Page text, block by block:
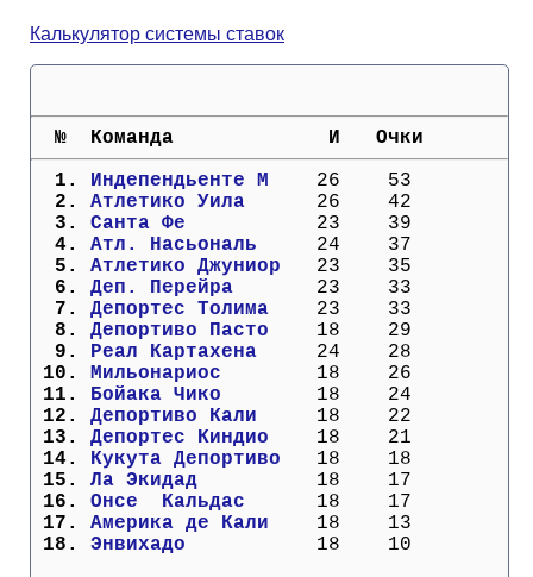
Калькулятор системы ставок
  №  Команда             И   Очки
  1.
Индепендьенте М
  26    53
  2.
Атлетико Уила
  26    42
  3.
Санта Фе
  23    39
  4.
Атл. Насьональ
  24    37
  5.
Атлетико Джуниор
  23    35
  6.
Деп. Перейра
  23    33
  7.
Депортес Толима
  23    33
  8.
Депортиво Пасто
  18    29
  9.
Реал Картахена
  24    28
10.
Мильонариос
  18    26
11.
Бойака Чико
  18    24
12. Депортиво Кали
  18    22
13. Депортес Киндио
  18    21
14.
Кукута Депортиво
  18    18
15. Ла Экидад
  18    17
16. Онсе  Кальдас
  18    17
17. Америка де Кали
  18    13
18. Энвихадо
  18    10